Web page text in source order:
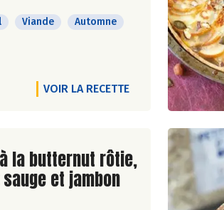
Viande Automne
VOIR LA RECETTE
de la recette
la butternut rôtie,
et jambon